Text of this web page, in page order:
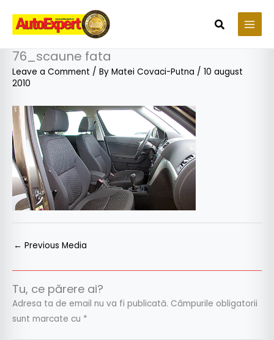
content
Search
76_scaune fata
Leave a Comment / By Matei Covaci-Putna / 10 august
2010
← Previous Media
Tu, ce părere ai?
Adresa ta de email nu va fi publicată. Câmpurile obligatorii
sunt marcate cu *